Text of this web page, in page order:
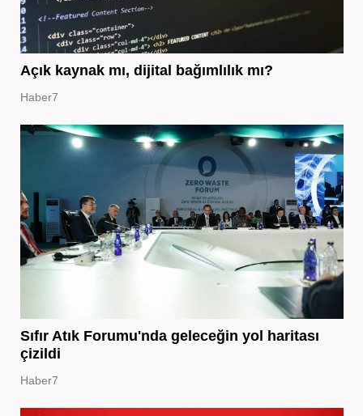
Açık kaynak mı, dijital bağımlılık mı?
Haber7
Sıfır Atık Forumu'nda geleceğin yol haritası
çizildi
Haber7